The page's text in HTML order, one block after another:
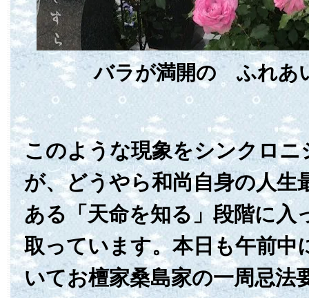
バラが満開の ふれあ
このような現象をシンクロニ
が、どうやら和尚自身の人生
ある「天命を知る」段階に入
取っています。本日も午前中
いてお檀家桑島家の一周忌法